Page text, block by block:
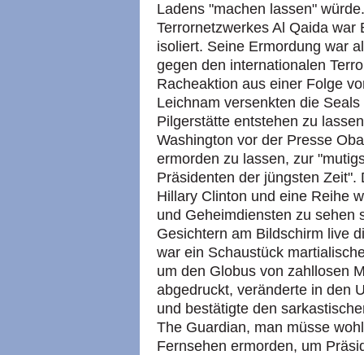
Ladens "machen lassen"
Terrornetzwerkes Al Qaida war
isoliert. Seine Ermordung war
gegen den internationalen
Racheaktion aus einer Folge
Leichnam versenkten die
Pilgerstätte entstehen zu
Washington vor der Presse
ermorden zu lassen, zur
Präsidenten der jüngsten
Hillary Clinton und eine Reihe
und Geheimdiensten zu sehen
Gesichtern am Bildschirm live
war ein Schaustück
um den Globus von zahllosen
abgedruckt, veränderte in den
und bestätigte den
The Guardian, man müsse
Fernsehen ermorden, um